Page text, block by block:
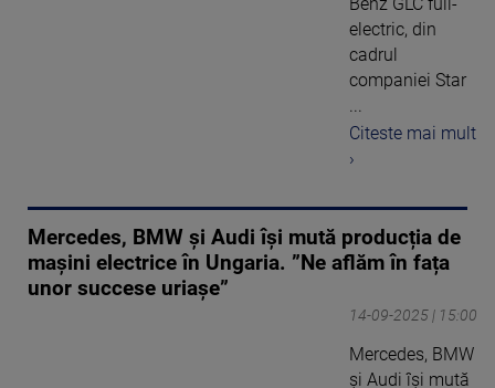
electric, din
cadrul
companiei Star
...
Citeste mai mult
›
Mercedes, BMW și Audi își mută producția de
mașini electrice în Ungaria. ”Ne aflăm în fața
unor succese uriașe”
14-09-2025 | 15:00
Mercedes, BMW
și Audi își mută